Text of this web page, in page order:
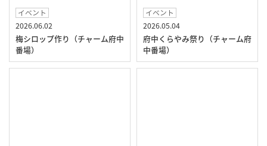
イベント
2026.06.02
梅シロップ作り（チャーム府中
番場）
イベント
2026.05.04
府中くらやみ祭り（チャーム府
中番場）